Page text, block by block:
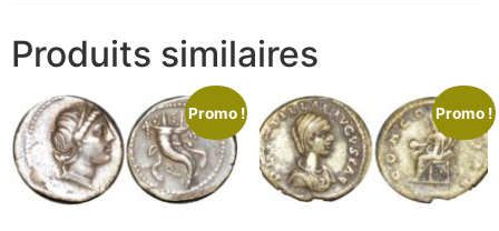
Produits similaires
Promo ! Promo !